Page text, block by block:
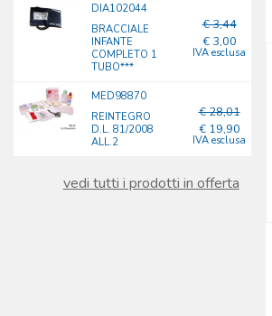
DIA102044
BRACCIALE
INFANTE
COMPLETO 1
TUBO***
€ 3,44
€ 3,00
IVA esclusa
MED98870
REINTEGRO
D.L. 81/2008
ALL.2
€ 28,01
€ 19,90
IVA esclusa
vedi tutti i prodotti in offerta